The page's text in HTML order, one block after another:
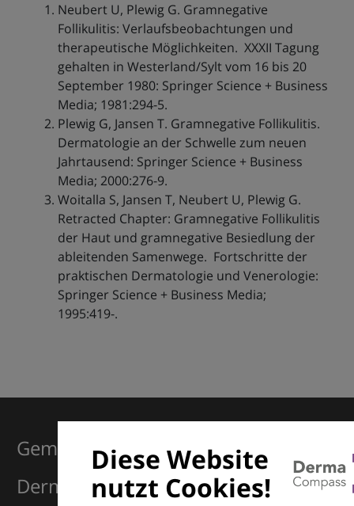
Neubert U, Plewig G. Gramnegative
Follikulitis: Verlaufsbeobachtungen und
therapeutische Möglichkeiten. XXXII Tagung
gehalten in Westerland/Sylt vom 16 bis 20
September 1980: Springer Science + Business
Media; 1981:294-5.
Plewig G, Jansen T. Gramnegative Follikulitis.
Dermatologie an der Schwelle zum neuen
Jahrtausend: Springer Science + Business
Media; 2000:276-9.
Woitalla S, Jansen T, Neubert U, Plewig G.
Retracted Chapter: Gramnegative Follikulitis
der Haut und gramnegative Besiedlung der
ableitenden Samenwege. Fortschritte der
praktischen Dermatologie und Venerologie:
Springer Science + Business Media;
1995:419-.
Diese Website
nutzt Cookies!
Gemeinsam für Exzellenz in der
Dermatologie